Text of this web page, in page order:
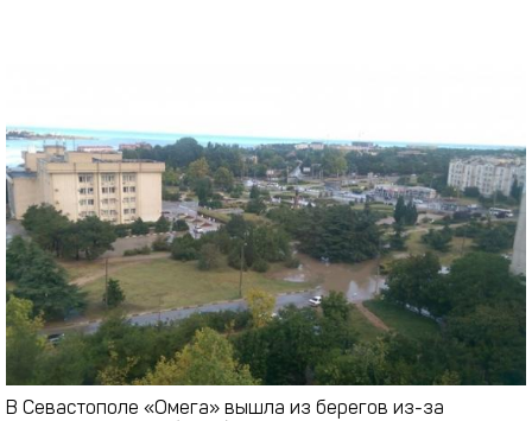
В Севастополе «Омега» вышла из берегов из-за